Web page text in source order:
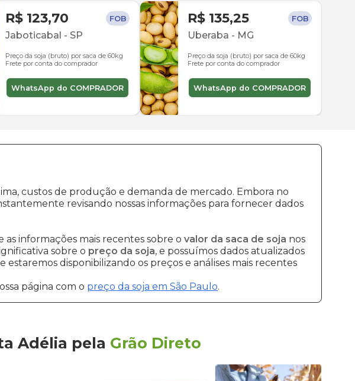
R$ 123,70 FOB
Jaboticabal - SP
Preço da soja (bruto) por saca de 60kg
Frete por conta do comprador
WhatsApp do COMPRADOR
R$ 135,25 FOB
Uberaba - MG
Preço da soja (bruto) por saca de 60kg
Frete por conta do comprador
WhatsApp do COMPRADOR
custos de produção e demanda de mercado. Embora no
revisando nossas informações para fornecer dados
informações mais recentes sobre o valor da saca de soja nos
sobre o preço da soja, e possuímos dados atualizados
disponibilizando os preços e análises mais recentes
página com o preço da soja em São Paulo.
Adélia pela Grão Direto